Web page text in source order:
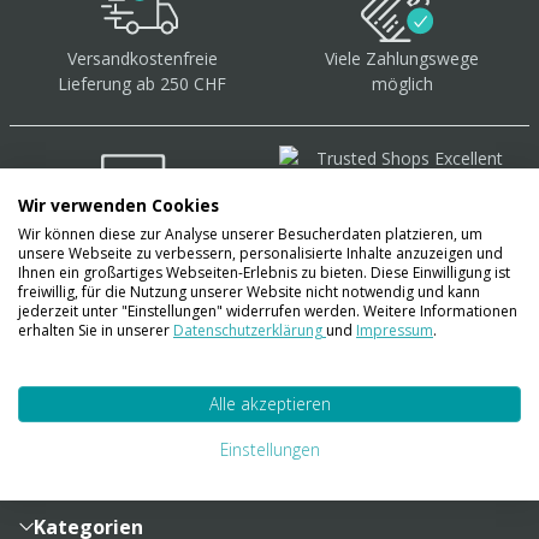
Versandkostenfreie
Lieferung ab 250 CHF
Viele Zahlungswege
möglich
Über 40.000 Artikel auf
Lager
Sendungsverfolgung
Zahlung und Versand
Lieferinformationen
Kategorien
Wir verwenden Cookies
Wir können diese zur Analyse unserer Besucherdaten platzieren, um
unsere Webseite zu verbessern, personalisierte Inhalte anzuzeigen und
Ihnen ein großartiges Webseiten-Erlebnis zu bieten. Diese Einwilligung ist
freiwillig, für die Nutzung unserer Website nicht notwendig und kann
jederzeit unter "Einstellungen" widerrufen werden. Weitere Informationen
erhalten Sie in unserer Datenschutzerklärungund Impressum.
Alle akzeptieren
Einstellungen